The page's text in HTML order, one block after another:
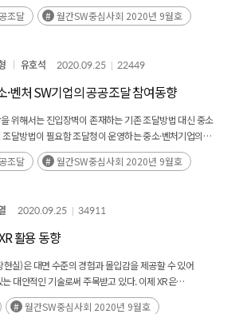
창업혁신조달상품 지정제도가 별도의 인증 없이도(후략)
조달 월간SW중심사회 2020년 9월호
유호석 2020.09.25 22449
·벤처 SW기업의 공공조달 참여동향
위해서는 진입장벽이 존재하는 기존 조달방법 대신 중소
달방법이 필요함 조달청이 운영하는 중소·벤처기업의
창업혁신조달상품 지정제도가 별도의 인증 없이도(후략)
조달 월간SW중심사회 2020년 9월호
2020.09.25 34911
활용 동향
실)은 대면 수준의 경험과 몰입감을 제공할 수 있어
대안적인 기술로써 주목받고 있다. 이제 XR은
요가 확대되고 있으며, 국내에서도 제조, 교육, 의료, 국방,
월간SW중심사회 2020년 9월호